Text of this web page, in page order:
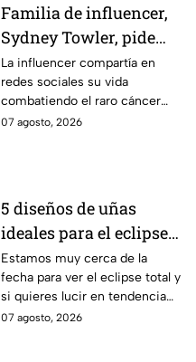
Familia de influencer,
Sydney Towler, pide
apoyo de 75, 000
dólares para honrar su
memoria
La influencer compartía en
redes sociales su vida
combatiendo el raro cáncer
que le aquejaba. Hoy la familia
07 agosto, 2026
5 diseños de uñas
ideales para el eclipse
total; son auténticas y
con colores cósmicos
Estamos muy cerca de la
fecha para ver el eclipse total y
si quieres lucir en tendencia
con el día mira estos diseños
07 agosto, 2026